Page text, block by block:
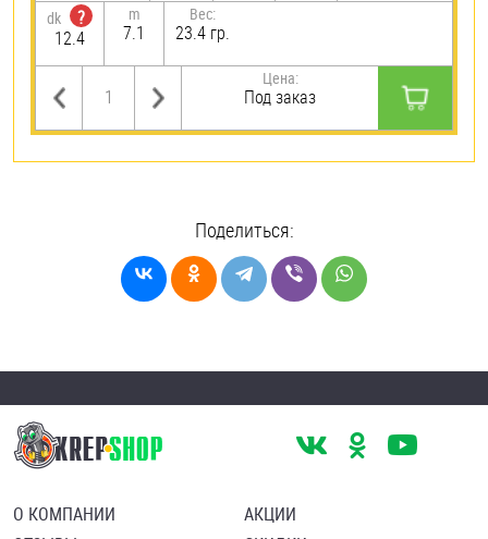
dk
?
12.4
m
7.1
Вес:
23.4 гр.
Цена:
Под заказ
Поделиться:
О КОМПАНИИ
АКЦИИ